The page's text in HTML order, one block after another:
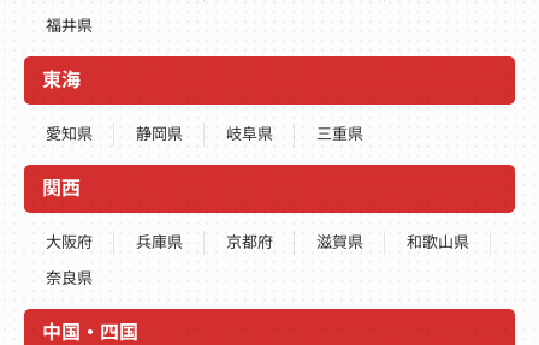
福井県
東海
愛知県 静岡県 岐阜県 三重県
関西
大阪府 兵庫県 京都府 滋賀県
和歌山県
奈良県
中国・四国